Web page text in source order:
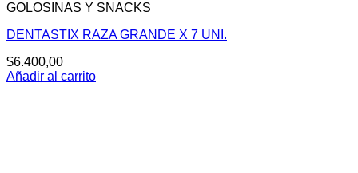
GOLOSINAS Y SNACKS
DENTASTIX RAZA GRANDE X 7 UNI.
$6.400,00
Añadir al carrito